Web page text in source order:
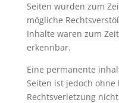
Seiten wurden zum
mögliche
Inhalte waren zum
erkennbar.
Eine permanente
Seiten ist jedoch
Rechtsverletzung